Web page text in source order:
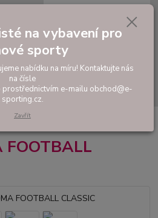
Hledat
0,00 Kč
Stulpny JOMA FOOTBALL CLASSIC
na vybavení pro
sporty
nabídku na míru! Kontaktujte nás
na čísle
e-mailu obchod@e-
sporting.cz.
Zavřít